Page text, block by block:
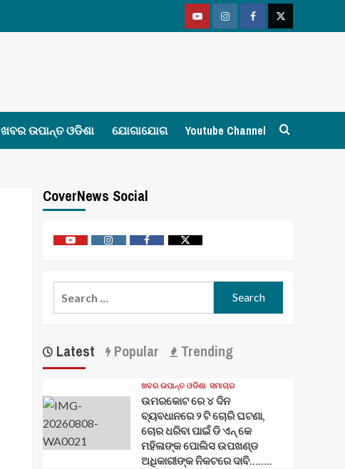
YoutubeVimeoFacebookTwitter
ଖବର ଉପାନ୍ତ ଓଡିଶା ଯୋଗାଯୋଗ Youtube Channel
CoverNews Social
YoutubeVimeo FacebookTwitter
Latest Popular Trending
ଖବର ଉପାନ୍ତ ଓଡିଶା ସମାଚାର
ଉମରକୋଟ ରେ ୪ ଦିନ
ବ୍ୟବଧାନରେ ୨ ଟି ଚୋରି ଘଟଣା,
ଚୋର ଧରିବା ପାଇଁ ଡି ଏନ୍ କେ
ମହିଳାଙ୍କ ପୋଲିସ ଉପଖଣ୍ଡ
ଅଧିକାରୀଙ୍କ ନିକଟରେ ଦାବି……..